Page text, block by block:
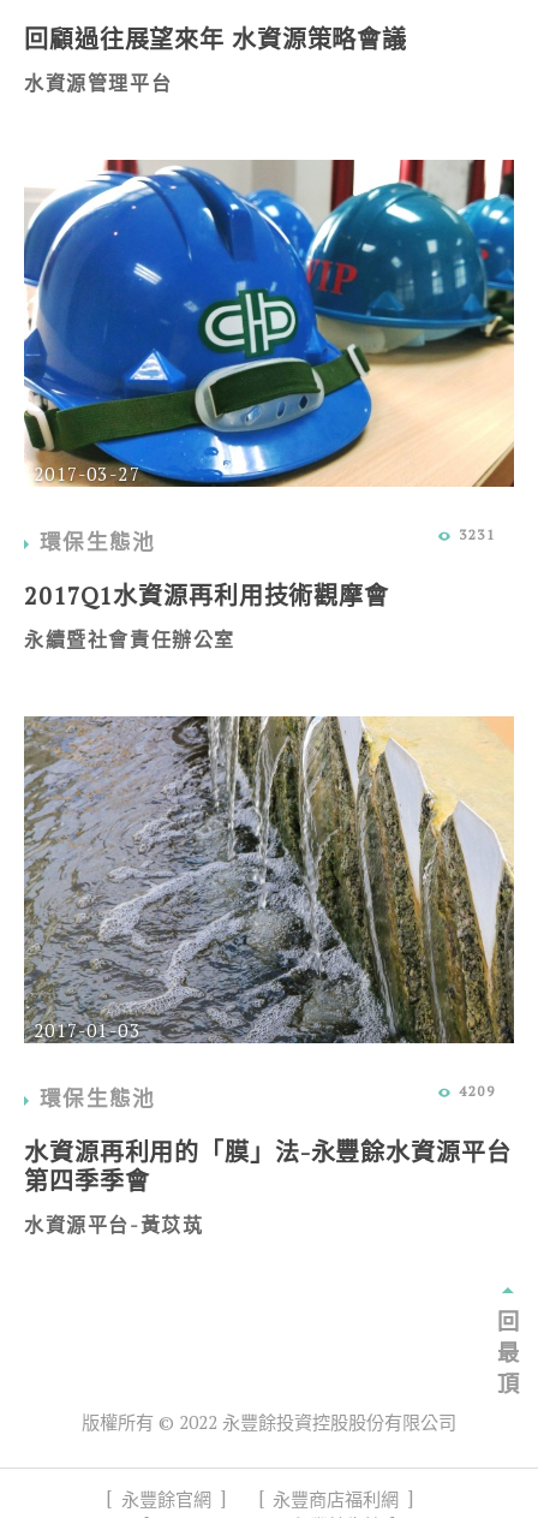
回
最
頂
回顧過往展望來年 水資源策略會議
水資源管理平台
2017-03-27
環保生態池 3231
2017Q1水資源再利用技術觀摩會
永續暨社會責任辦公室
2017-01-03
環保生態池 4209
水資源再利用的「膜」法-永豐餘水資源平台
第四季季會
水資源平台-黃苡茿
版權所有 © 2022 永豐餘投資控股股份有限公司
永豐餘官網
永豐商店福利網